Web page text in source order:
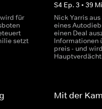
für
setzt
S4 Ep. 3 • 39
Nick Yarris
eines
einen Deal
Informationen
preis - und
Mit der